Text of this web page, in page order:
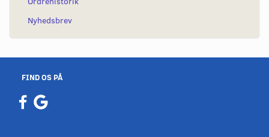
Nyhedsbrev
FIND OS PÅ